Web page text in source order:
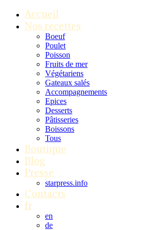
Accueil
Nos recettes
Boeuf
Poulet
Poisson
Fruits de mer
Végétariens
Gateaux salés
Accompagnements
Epices
Desserts
Pâtisseries
Boissons
Tous
Boutique
Blog
Presse
starpress.info
Contacts
fr
en
de